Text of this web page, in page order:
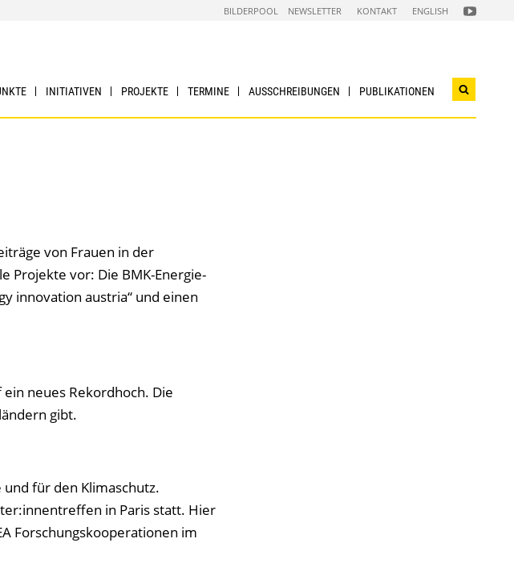
BILDERPOOL NEWSLETTER KONTAKT ENGLISH FOLGEN
SIE
INITIATIVEN PROJEKTE TERMINE AUSSCHREIBUNGEN PUBLIKATIONEN
von Frauen in der
Projekte vor: Die BMK-Energie­
innovation austria“ und einen
neues Rekordhoch. Die
gibt.
für den Klimaschutz.
in Paris statt. Hier
Forschungskooperationen im